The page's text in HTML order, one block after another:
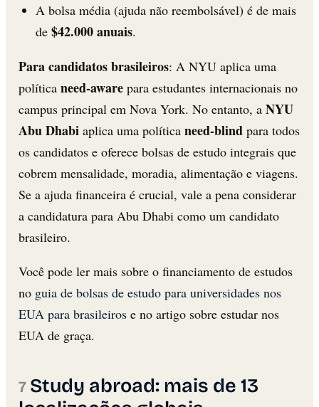
A bolsa média (ajuda não reembolsável) é de mais
de $42.000 anuais.
Para candidatos brasileiros: A NYU aplica uma
política need-aware para estudantes internacionais no
campus principal em Nova York. No entanto, a NYU
Abu Dhabi aplica uma política need-blind para todos
os candidatos e oferece bolsas de estudo integrais que
cobrem mensalidade, moradia, alimentação e viagens.
Se a ajuda financeira é crucial, vale a pena considerar
a candidatura para Abu Dhabi como um candidato
brasileiro.
Você pode ler mais sobre o financiamento de estudos
no guia de bolsas de estudo para universidades nos
EUA para brasileiros e no artigo sobre estudar nos
EUA de graça.
Study abroad: mais de 13